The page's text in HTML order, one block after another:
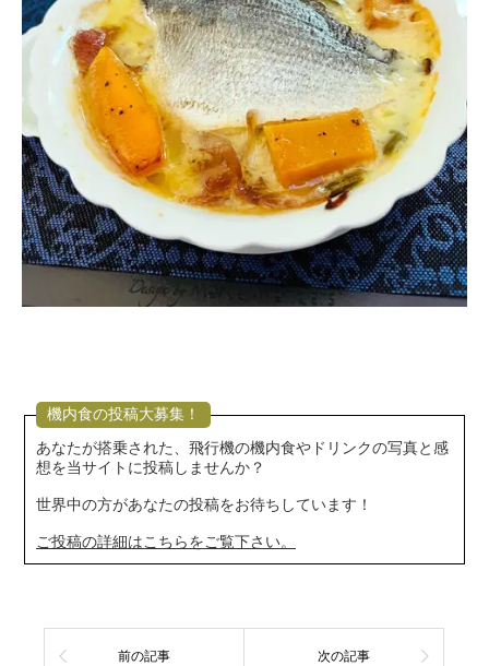
機内食の投稿大募集！
あなたが搭乗された、飛行機の機内食やドリンクの写真と感
想を当サイトに投稿しませんか？
世界中の方があなたの投稿をお待ちしています！
ご投稿の詳細はこちらをご覧下さい。
前の記事 次の記事